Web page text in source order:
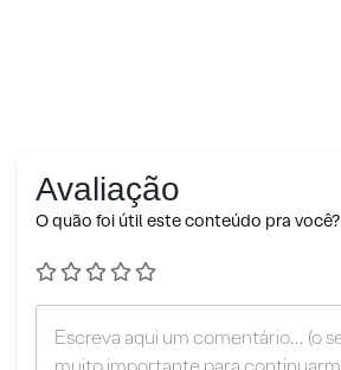
Avaliação
O quão foi útil este conteúdo pra você?